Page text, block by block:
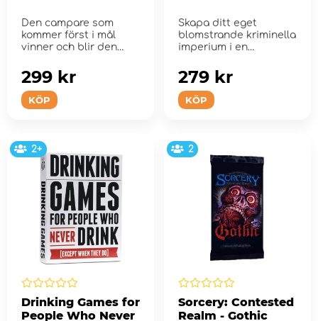
Den campare som
kommer först i mål
vinner och blir den
KÖP
299 kr
Skapa ditt eget
blomstrande kriminella
imperium i en
cyberpunk-framtid.
KÖP
279 kr
2+
Drinking Games for
People Who Never
2
Sorcery: Contested
Realm - Gothic